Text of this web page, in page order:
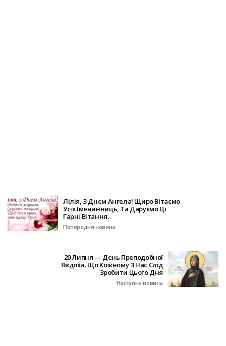
Лілія, З Днем Ангела! Щиро Вітаємо
Усіх Іменинниць, Та Даруємо Ці
Гарні Вітання.
Попередня новина
20 Липня — День Преподобної
Явдохи. Що Кожному З Нас Слід
Зробити Цього Дня
Наступна новина